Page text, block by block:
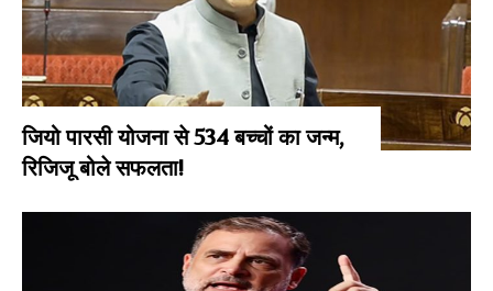
जियो पारसी योजना से 534 बच्चों का जन्म,
रिजिजू बोले सफलता!